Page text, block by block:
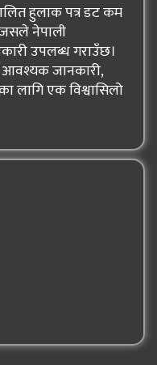
हुलाक पत्र डट कम
नेपाली
उपलब्ध गराउँछ।
जानकारी,
लागि एक विश्वासिलो